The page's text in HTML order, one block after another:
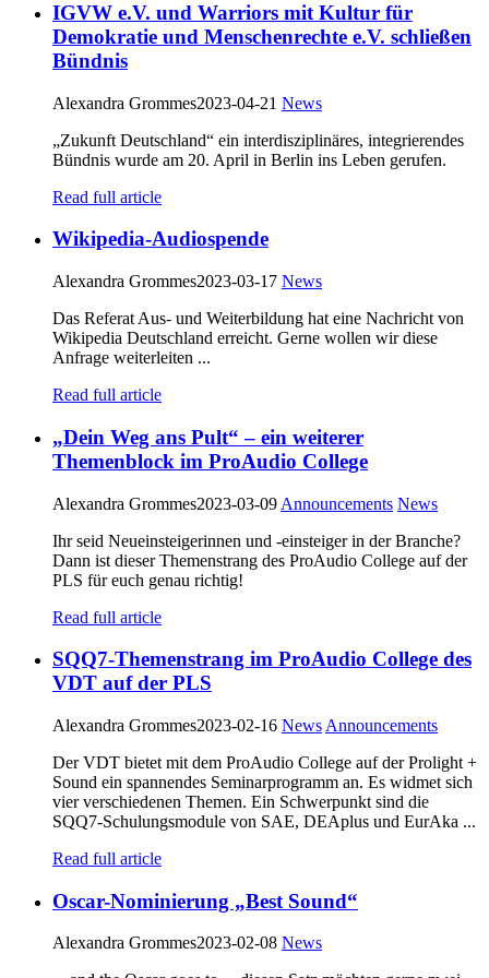
IGVW e.V. und Warriors mit Kultur für
Demokratie und Menschenrechte e.V. schließen
Bündnis
Alexandra Grommes2023-04-21 News
„Zukunft Deutschland“ ein interdisziplinäres, integrierendes
Bündnis wurde am 20. April in Berlin ins Leben gerufen.
Read full article
Wikipedia-Audiospende
Alexandra Grommes2023-03-17 News
Das Referat Aus- und Weiterbildung hat eine Nachricht von
Wikipedia Deutschland erreicht. Gerne wollen wir diese
Anfrage weiterleiten ...
Read full article
„Dein Weg ans Pult“ – ein weiterer
Themenblock im ProAudio College
Alexandra Grommes2023-03-09 Announcements News
Ihr seid Neueinsteigerinnen und -einsteiger in der Branche?
Dann ist dieser Themenstrang des ProAudio College auf der
PLS für euch genau richtig!
Read full article
SQQ7-Themenstrang im ProAudio College des
VDT auf der PLS
Alexandra Grommes2023-02-16 News Announcements
Der VDT bietet mit dem ProAudio College auf der Prolight +
Sound ein spannendes Seminarprogramm an. Es widmet sich
vier verschiedenen Themen. Ein Schwerpunkt sind die
SQQ7-Schulungsmodule von SAE, DEAplus und EurAka ...
Read full article
Oscar-Nominierung „Best Sound“
Alexandra Grommes2023-02-08 News